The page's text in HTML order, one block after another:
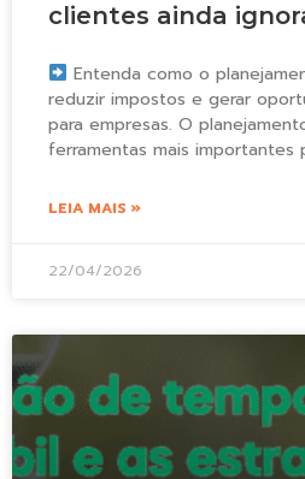
clientes ainda
Entenda como o
reduzir impostos e gerar
para empresas. O
ferramentas mais importantes
LEIA MAIS »
22/04/2026